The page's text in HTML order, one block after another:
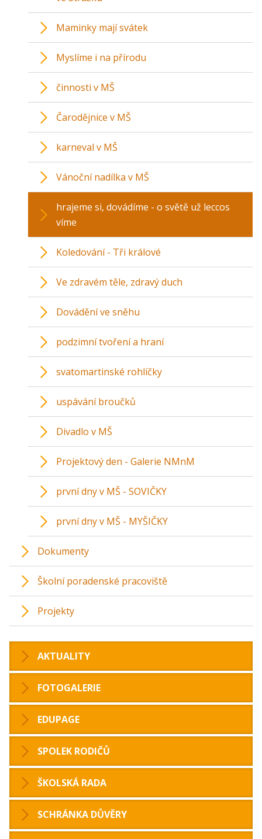
Maminky mají svátek
Myslíme i na přírodu
činnosti v MŠ
Čarodějnice v MŠ
karneval v MŠ
Vánoční nadílka v MŠ
hrajeme si, dovádíme - o světě už leccos
víme
Koledování - Tři králové
Ve zdravém těle, zdravý duch
Dovádění ve sněhu
podzimní tvoření a hraní
svatomartinské rohlíčky
uspávání broučků
Divadlo v MŠ
Projektový den - Galerie NMnM
první dny v MŠ - SOVIČKY
první dny v MŠ - MYŠIČKY
Dokumenty
Školní poradenské pracoviště
Projekty
AKTUALITY
FOTOGALERIE
EDUPAGE
SPOLEK RODIČŮ
ŠKOLSKÁ RADA
SCHRÁNKA DŮVĚRY